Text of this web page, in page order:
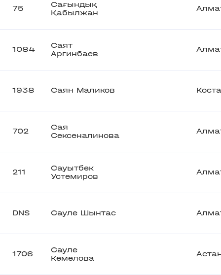
75
Сағындық
Қабылжан
1084
Саят
Аргинбаев
1938 Саян Маликов
702
Сая
Сексеналинова
211
Сауытбек
Устемиров
DNS Сауле Шынтас
1706
Сауле
Кемелова